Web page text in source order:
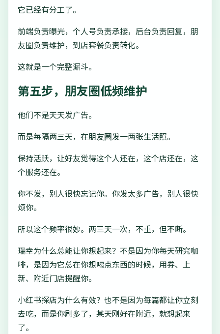
它已经有分工了。
前端负责曝光，个人号负责承接，后台负责回复，朋
友圈负责维护，到店套餐负责转化。
这就是一个完整漏斗。
第五步，朋友圈低频维护
他们不是天天发广告。
而是每隔两三天，在朋友圈发一两张生活照。
保持活跃，让好友觉得这个人还在，这个店还在，这
个服务还在。
你不发，别人很快忘记你。你发太多广告，别人很快
烦你。
所以这个频率很妙。两三天一次，不重，但不断。
瑞幸为什么总能让你想起来？不是因为你每天研究咖
啡，是因为它总在你想喝点东西的时候，用券、上
新、附近门店提醒你。
小红书探店为什么有效？也不是因为每篇都让你立刻
去吃，而是你刷多了，某天刚好在附近，就想起来
了。